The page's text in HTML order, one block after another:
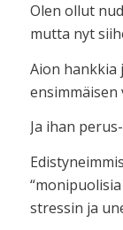
Olen ollut
mutta nyt
Aion hankkia
ensimmäisen
Ja ihan
stressin ja